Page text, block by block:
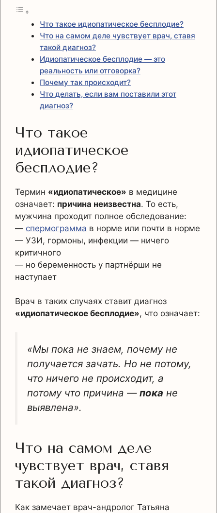
Что такое идиопатическое бесплодие?
Что на самом деле чувствует врач, ставя
такой диагноз?
Идиопатическое бесплодие — это
реальность или отговорка?
Почему так происходит?
Что делать, если вам поставили этот
диагноз?
Что такое
идиопатическое
бесплодие?
Термин «идиопатическое» в медицине
означает: причина неизвестна. То есть,
мужчина проходит полное обследование:
— спермограмма в норме или почти в норме
— УЗИ, гормоны, инфекции — ничего
критичного
— но беременность у партнёрши не
наступает
Врач в таких случаях ставит диагноз
«идиопатическое бесплодие», что означает:
«Мы пока не знаем, почему не
получается зачать. Но не потому,
что ничего не происходит, а
потому что причина — пока не
выявлена».
Что на самом деле
чувствует врач, ставя
такой диагноз?
Как замечает врач-андролог Татьяна